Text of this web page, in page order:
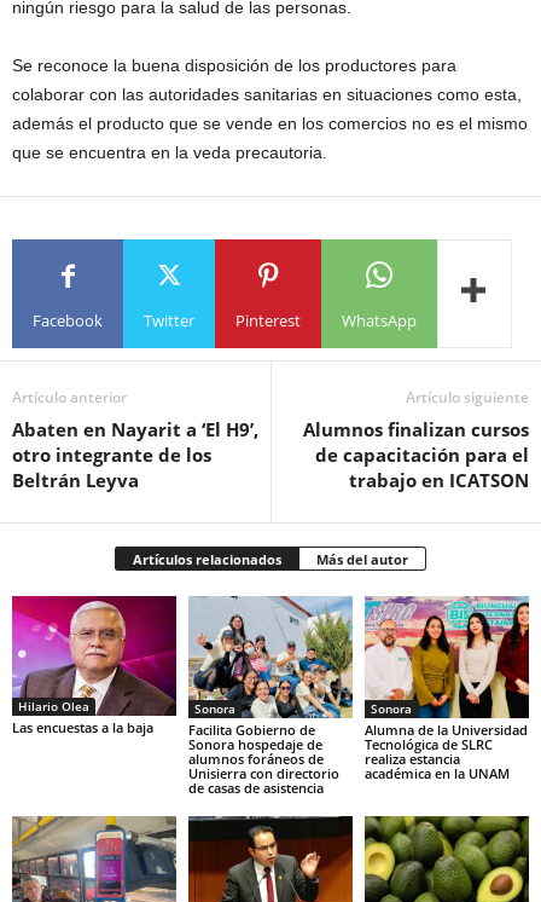
ningún riesgo para la salud de las personas.
Se reconoce la buena disposición de los productores para
colaborar con las autoridades sanitarias en situaciones como esta,
además el producto que se vende en los comercios no es el mismo
que se encuentra en la veda precautoria.
Facebook Twitter Pinterest WhatsApp
Artículo anterior
Abaten en Nayarit a ‘El H9’,
otro integrante de los
Beltrán Leyva
Artículo siguiente
Alumnos finalizan cursos
de capacitación para el
trabajo en ICATSON
Artículos relacionados Más del autor
Hilario Olea
Las encuestas a la baja
Sonora
Facilita Gobierno de
Sonora hospedaje de
alumnos foráneos de
Unisierra con directorio
de casas de asistencia
Sonora
Alumna de la Universidad
Tecnológica de SLRC
realiza estancia
académica en la UNAM